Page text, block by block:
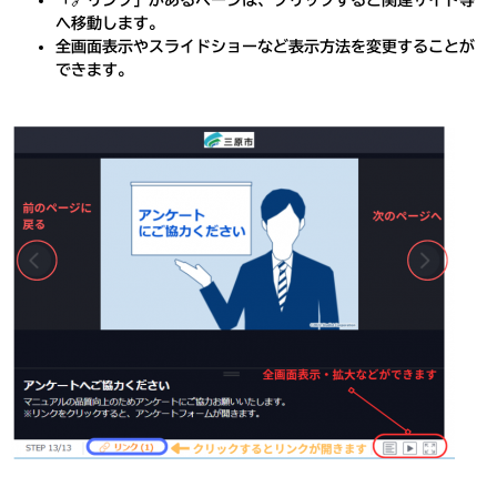
へ移動します。
全画面表示やスライドショーなど表示方法を変更することが
できます。